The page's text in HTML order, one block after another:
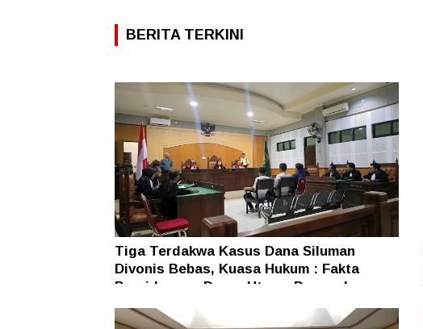
BERITA TERKINI
Tiga Terdakwa Kasus Dana Siluman
Divonis Bebas, Kuasa Hukum : Fakta
Persidangan Dasar Utama Penegakan
Hukum